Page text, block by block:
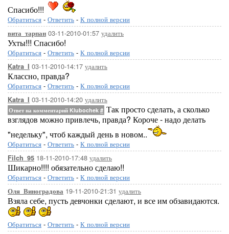
Спасибо!!!
Обратиться - Ответить - К полной версии
вита_тарпан 03-11-2010-01:57 удалить
Ухты!!! Спасибо!
Обратиться - Ответить - К полной версии
Katra_I 03-11-2010-14:17 удалить
Классно, правда?
Обратиться - Ответить - К полной версии
Katra_I 03-11-2010-14:20 удалить
Ответ на комментарий Klubochek # Так просто сделать, а сколько
взглядов можно привлечь, правда? Короче - надо делать
"недельку", чтоб каждый день в новом..
Обратиться - Ответить - К полной версии
Filch_95 18-11-2010-17:48 удалить
Шикарно!!!! обязательно сделаю!!
Обратиться - Ответить - К полной версии
Оля_Виноградова 19-11-2010-21:31 удалить
Взяла себе, пусть девчонки сделают, и все им обзавидаются.
Обратиться - Ответить - К полной версии